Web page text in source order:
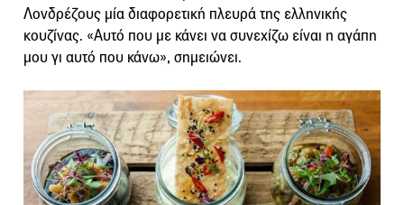
Λονδρέζους μία διαφορετική πλευρά της ελληνικής
κουζίνας. «Αυτό που με κάνει να συνεχίζω είναι η αγάπη
μου γι αυτό που κάνω», σημειώνει.